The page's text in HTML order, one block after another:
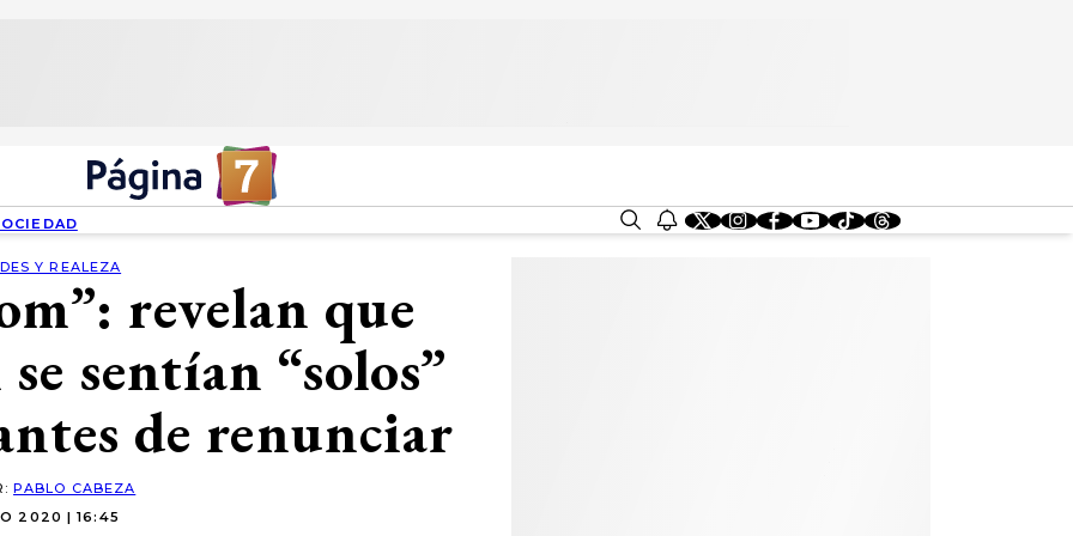
Y REALEZA
revelan que
sentían “solos”
de renunciar
PABLO CABEZA
2020 | 16:45